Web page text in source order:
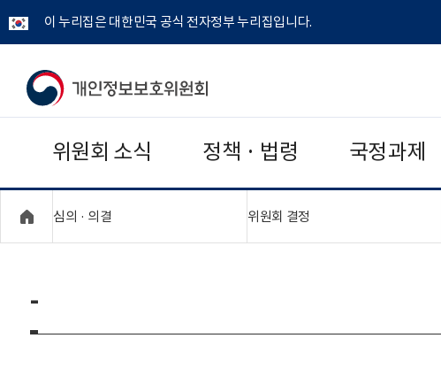
이 누리집은 대한민국 공식 전자정부 누리집입니다.
개
보
보
위
위원회 소식 정책 · 법령 국정과제
심의 · 의결 위원회 결정
-